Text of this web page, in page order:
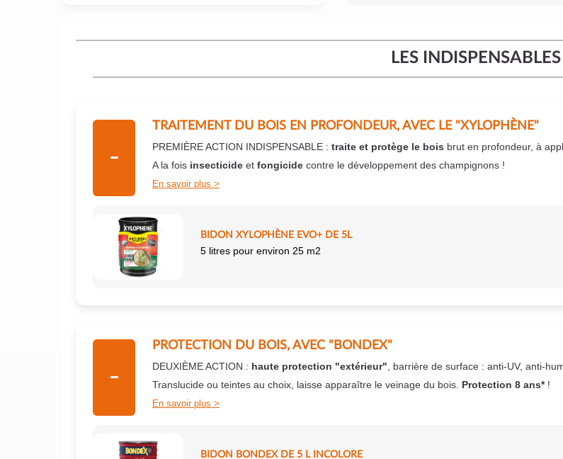
LES INDISPENSABLES
TRAITEMENT DU BOIS EN PROFONDEUR, AVEC LE "XYLOPHÈNE"
PREMIÈRE ACTION INDISPENSABLE : traite et protège le bois brut en profondeur, à
A la fois insecticide et fongicide contre le développement des champignons !
En savoir plus
BIDON XYLOPHÈNE EVO+ DE 5L
5 litres pour environ 25 m2
PROTECTION DU BOIS, AVEC "BONDEX"
DEUXIÈME ACTION : haute protection "extérieur" , barrière de surface : anti-UV, anti-
Translucide ou teintes au choix, laisse apparaître le veinage du bois. Protection 8 ans*!
En savoir plus
BIDON BONDEX DE 5 L INCOLORE